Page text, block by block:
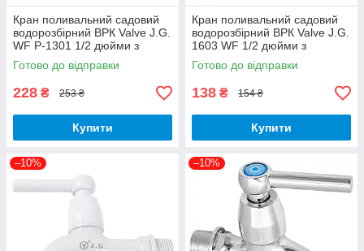
Кран поливальний садовий
водорозбірний ВРК Valve J.G.
WF Р-1301 1/2 дюйми з
аератором 18,5 см пластик
хром
Готово до відправки
228 ₴ 253 ₴
Купити
Кран поливальний садовий
водорозбірний ВРК Valve J.G.
1603 WF 1/2 дюйми з
аератором 8,8 см пластик
хром
Готово до відправки
138 ₴ 154 ₴
Купити
–10% –10%